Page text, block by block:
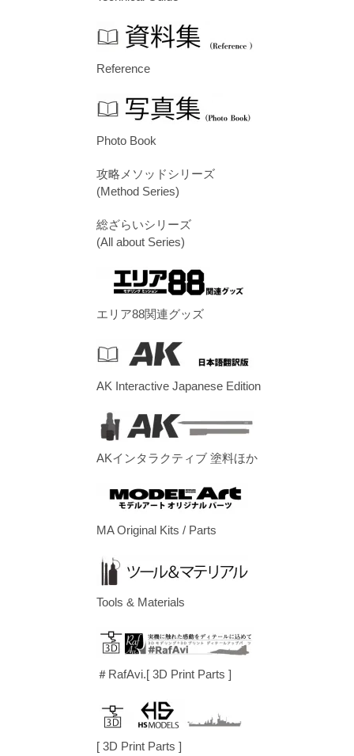
Reference
Photo Book
攻略メソッドシリーズ
(Method Series)
総ざらいシリーズ
(All about Series)
エリア88関連グッズ
AK Interactive Japanese Edition
AKインタラクティブ 塗料ほか
MA Original Kits / Parts
Tools & Materials
＃RafAvi.[ 3D Print Parts ]
[ 3D Print Parts ]